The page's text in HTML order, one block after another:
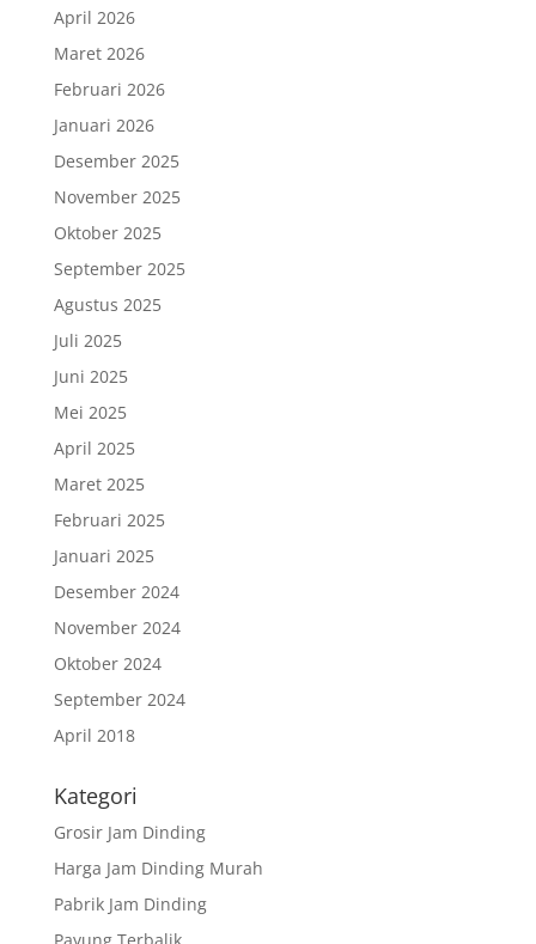
April 2026
Maret 2026
Februari 2026
Januari 2026
Desember 2025
November 2025
Oktober 2025
September 2025
Agustus 2025
Juli 2025
Juni 2025
Mei 2025
April 2025
Maret 2025
Februari 2025
Januari 2025
Desember 2024
November 2024
Oktober 2024
September 2024
April 2018
Kategori
Grosir Jam Dinding
Harga Jam Dinding Murah
Pabrik Jam Dinding
Payung Terbalik